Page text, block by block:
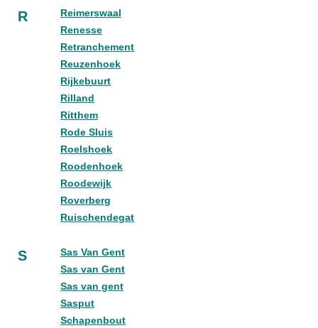
R
Reimerswaal
Renesse
Retranchement
Reuzenhoek
Rijkebuurt
Rilland
Ritthem
Rode Sluis
Roelshoek
Roodenhoek
Roodewijk
Roverberg
Ruischendegat
S
Sas Van Gent
Sas van Gent
Sas van gent
Sasput
Schapenbout